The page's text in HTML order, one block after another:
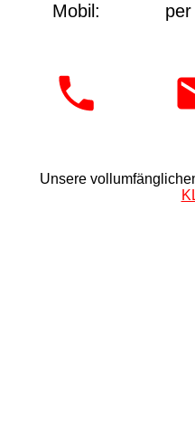
Mobil: per
Unsere